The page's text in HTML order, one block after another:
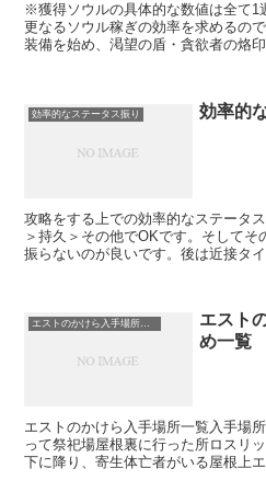
※獲得ソウルの具体的な数値は全て1
更なるソウル稼ぎの効率を求めるの
装備を始め、渇望の盾・貪欲者の烙
効率的なステータス振り 効率的
攻略をする上での効率的なステータ
＞持久＞その他でOKです。そしてそ
振らないのが良いです。後は近接タ
エストのかけら入手場所一覧
エスト
め一覧
エストのかけら入手場所一覧入手場
って祭祀場屋根裏に行った所ロスリ
下に降り、寄生体亡者がいる屋根上